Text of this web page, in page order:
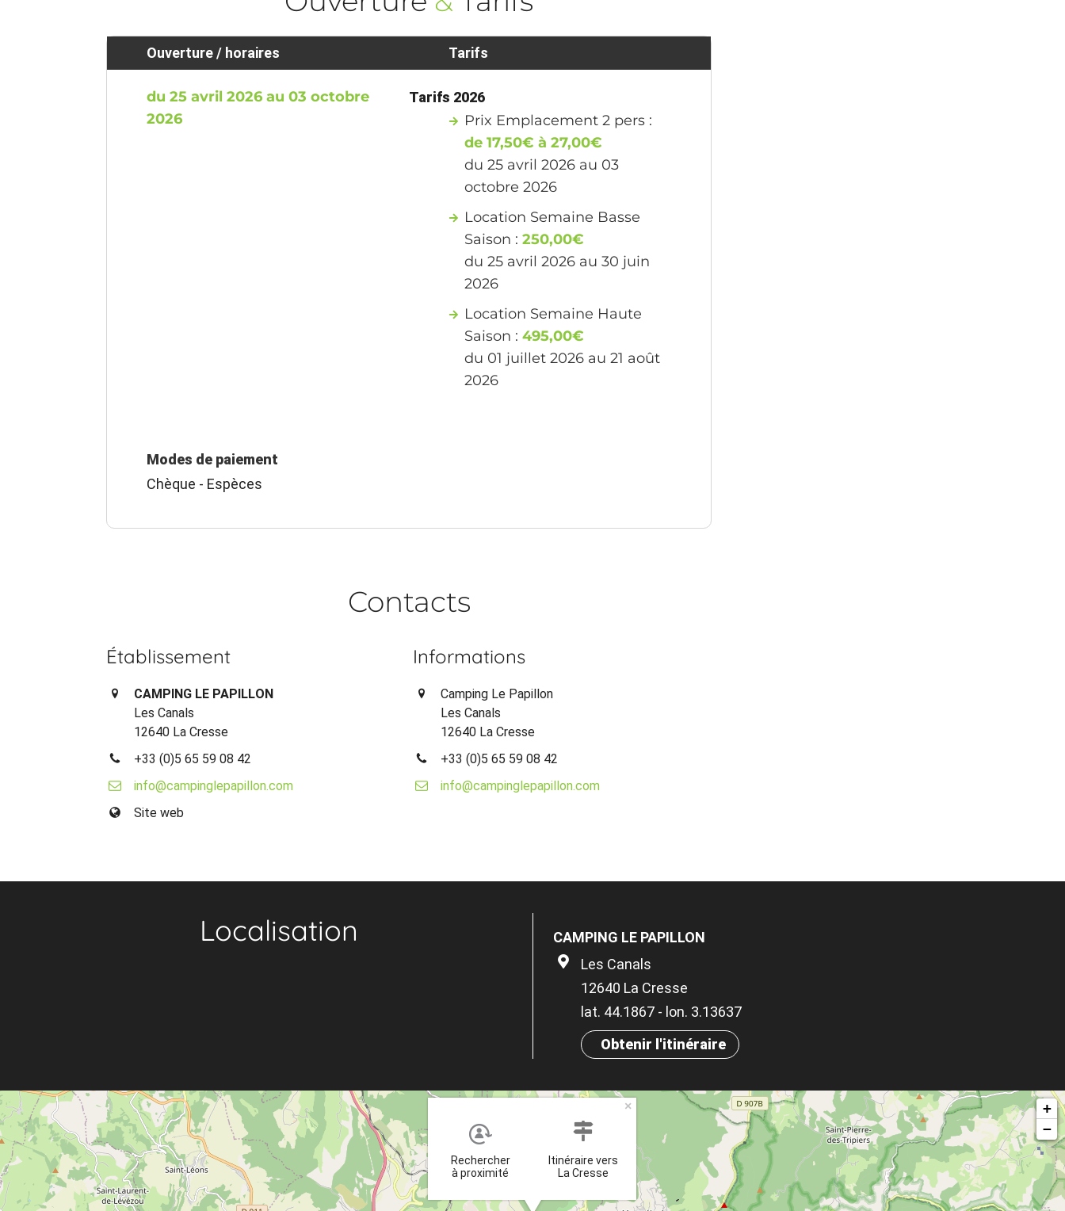
Ouverture / horaires
du 25 avril 2026 au 03 octobre
2026
Tarifs
Tarifs 2026
Prix Emplacement 2 pers :
de 17,50€ à 27,00€
du 25 avril 2026 au 03
octobre 2026
Location Semaine Basse
Saison :250,00€
du 25 avril 2026 au 30 juin
2026
Location Semaine Haute
Saison :495,00€
du 01 juillet 2026 au 21 août
2026
Modes de paiement
Chèque - Espèces
Contacts
Établissement
CAMPING LE PAPILLON
Les Canals
12640 La Cresse
+33 (0)5 65 59 08 42
info@campinglepapillon.com
Site web
Informations
Camping Le Papillon
Les Canals
12640 La Cresse
+33 (0)5 65 59 08 42
info@campinglepapillon.com
Localisation
CAMPING LE PAPILLON
Les Canals
12640 La Cresse
lat. 44.1867 - lon. 3.13637
Obtenir l'itinéraire
Rechercher
à proximité
Itinéraire vers
La Cresse
×
+
−